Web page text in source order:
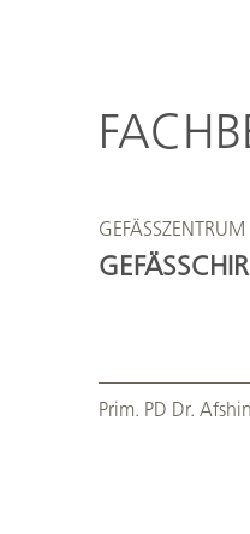
GEFÄSSZENTRUM
Prim. PD Dr.